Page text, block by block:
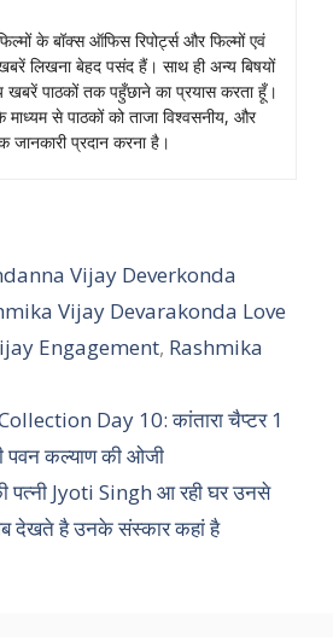
के बॉक्स ऑफिस रिपोर्ट्स और फिल्मों एवं
लिखना बेहद पसंद हैं। साथ ही अन्य बिषयों
खबरें पाठकों तक पहुँछाने का प्रयास करता हूँ।
से पाठकों को ताजा विश्वसनीय, और
जानकारी प्रदान करना है।
Vijay Deverkonda
Vijay Devarakonda Love
Engagement, Rashmika
Day 10: कांतारा चैप्टर 1
पवन कल्याण की ओजी
पत्नी Jyoti Singh आ रही घर उनसे
देखते है उनके संस्कार कहां है